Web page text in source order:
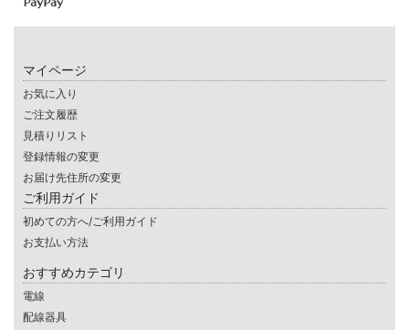
マイページ
お気に入り
ご注文履歴
見積りリスト
登録情報の変更
お届け先住所の変更
ご利用ガイド
初めての方へ/ご利用ガイド
お支払い方法
おすすめカテゴリ
電線
配線器具